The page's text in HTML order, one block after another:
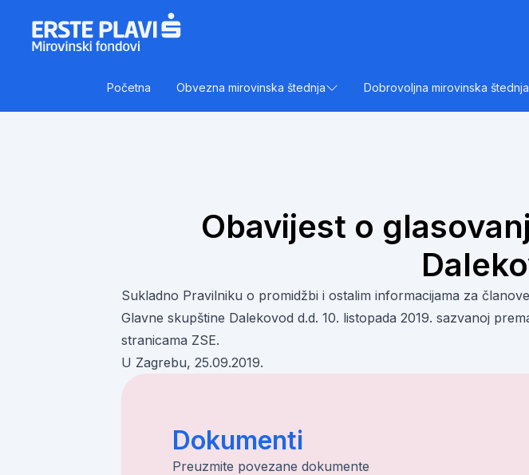
Početna Obvezna mirovinska štednja Dobrovoljna mirovinska štednja
Obavijest o
Sukladno Pravilniku o promidžbi i ostalim informacijama za
Glavne skupštine Dalekovod d.d. 10. listopada 2019. sazvanoj
stranicama ZSE.
U Zagrebu, 25.09.2019.
Dokumenti
Preuzmite povezane dokumente